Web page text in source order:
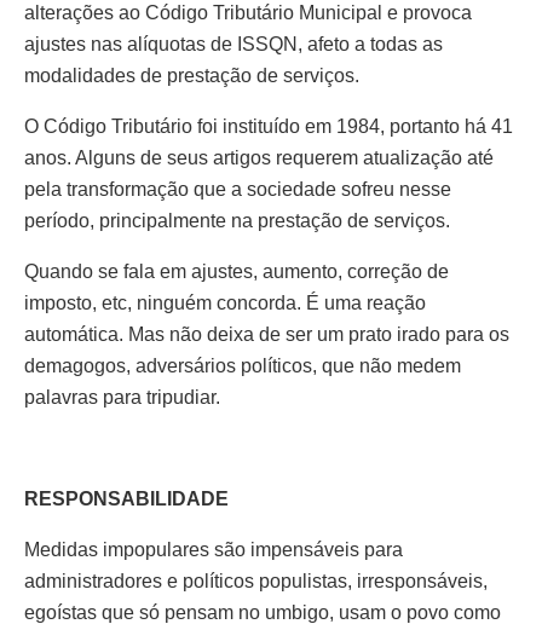
alterações ao Código Tributário Municipal e provoca
ajustes nas alíquotas de ISSQN, afeto a todas as
modalidades de prestação de serviços.
O Código Tributário foi instituído em 1984, portanto há 41
anos. Alguns de seus artigos requerem atualização até
pela transformação que a sociedade sofreu nesse
período, principalmente na prestação de serviços.
Quando se fala em ajustes, aumento, correção de
imposto, etc, ninguém concorda. É uma reação
automática. Mas não deixa de ser um prato irado para os
demagogos, adversários políticos, que não medem
palavras para tripudiar.
RESPONSABILIDADE
Medidas impopulares são impensáveis para
administradores e políticos populistas, irresponsáveis,
egoístas que só pensam no umbigo, usam o povo como